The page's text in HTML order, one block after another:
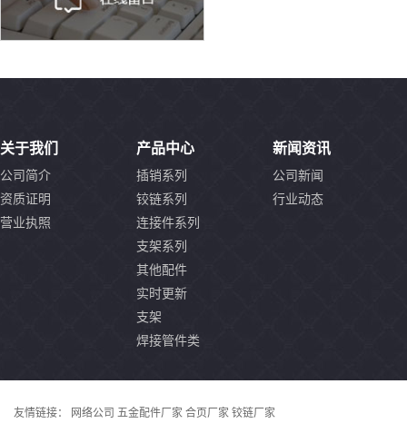
关于我们
公司简介
资质证明
营业执照
产品中心
插销系列
铰链系列
连接件系列
支架系列
其他配件
实时更新
支架
焊接管件类
新闻资讯
公司新闻
行业动态
友情链接： 网络公司 五金配件厂家 合页厂家 铰链厂家